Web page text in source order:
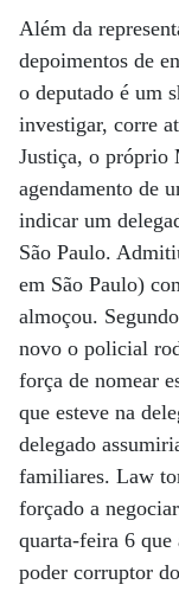
Além da
depoimentos de
o deputado é um
investigar, corre
Justiça, o próprio
agendamento de
indicar um
São Paulo.
em São Paulo)
almoçou.
novo o policial
força de nomear
que esteve na
delegado
familiares. Law
forçado a
quarta-feira 6 que
poder corruptor